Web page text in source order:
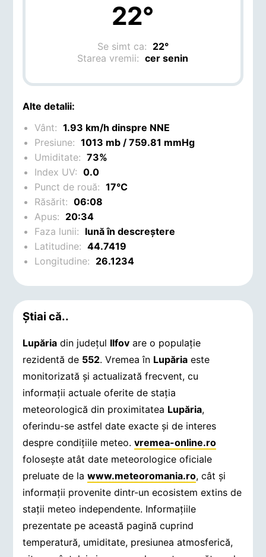
22°
Se simt ca: 22°
Starea vremii:cer senin
Alte detalii:
Vânt:1.93 km/h dinspre NNE
Presiune:1013 mb / 759.81 mmHg
Umiditate:73%
Index UV:0.0
Punct de rouă:17°C
Răsărit:06:08
Apus: 20:34
Faza lunii: lună în descreștere
Latitudine:44.7419
Longitudine: 26.1234
Știai că..
Lupăria din județul Ilfov are o populație
rezidentă de 552. Vremea în Lupăria este
monitorizată și actualizată frecvent, cu
informații actuale oferite de stația
meteorologică din proximitatea Lupăria,
oferindu-se astfel date exacte și de interes
despre condițiile meteo.vremea-online.ro
folosește atât date meteorologice oficiale
preluate de lawww.meteoromania.ro, cât și
informații provenite dintr-un ecosistem extins de
stații meteo independente. Informațiile
prezentate pe această pagină cuprind
temperatură, umiditate, presiunea atmosferică,